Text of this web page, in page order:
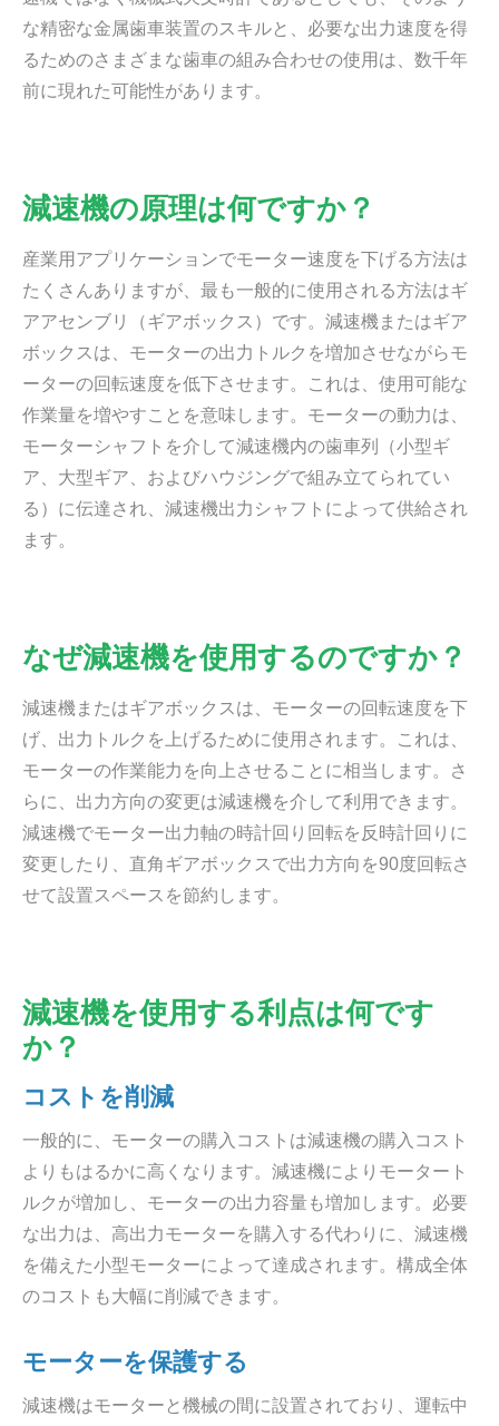
な精密な金属歯車装置のスキルと、必要な出力速度を得
るためのさまざまな歯車の組み合わせの使用は、数千年
前に現れた可能性があります。
減速機の原理は何ですか？
産業用アプリケーションでモーター速度を下げる方法は
たくさんありますが、最も一般的に使用される方法はギ
アアセンブリ（ギアボックス）です。減速機またはギア
ボックスは、モーターの出力トルクを増加させながらモ
ーターの回転速度を低下させます。これは、使用可能な
作業量を増やすことを意味します。モーターの動力は、
モーターシャフトを介して減速機内の歯車列（小型ギ
ア、大型ギア、およびハウジングで組み立てられてい
る）に伝達され、減速機出力シャフトによって供給され
ます。
なぜ減速機を使用するのですか？
減速機またはギアボックスは、モーターの回転速度を下
げ、出力トルクを上げるために使用されます。これは、
モーターの作業能力を向上させることに相当します。さ
らに、出力方向の変更は減速機を介して利用できます。
減速機でモーター出力軸の時計回り回転を反時計回りに
変更したり、直角ギアボックスで出力方向を90度回転さ
せて設置スペースを節約します。
減速機を使用する利点は何です
か？
コストを削減
一般的に、モーターの購入コストは減速機の購入コスト
よりもはるかに高くなります。減速機によりモータート
ルクが増加し、モーターの出力容量も増加します。必要
な出力は、高出力モーターを購入する代わりに、減速機
を備えた小型モーターによって達成されます。構成全体
のコストも大幅に削減できます。
モーターを保護する
減速機はモーターと機械の間に設置されており、運転中